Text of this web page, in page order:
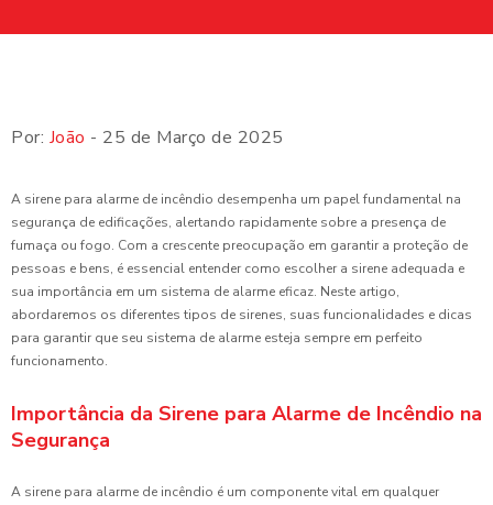
Por: João - 25 de Março de 2025
A sirene para alarme de incêndio desempenha um papel fundamental na
segurança de edificações, alertando rapidamente sobre a presença de
fumaça ou fogo. Com a crescente preocupação em garantir a proteção de
pessoas e bens, é essencial entender como escolher a sirene adequada e
sua importância em um sistema de alarme eficaz. Neste artigo,
abordaremos os diferentes tipos de sirenes, suas funcionalidades e dicas
para garantir que seu sistema de alarme esteja sempre em perfeito
funcionamento.
Importância da Sirene para Alarme de Incêndio na
Segurança
A sirene para alarme de incêndio é um componente vital em qualquer